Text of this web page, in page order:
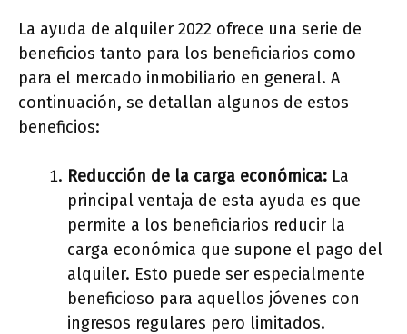
La ayuda de alquiler 2022 ofrece una serie de
beneficios tanto para los beneficiarios como
para el mercado inmobiliario en general. A
continuación, se detallan algunos de estos
beneficios:
Reducción de la carga económica: La
principal ventaja de esta ayuda es que
permite a los beneficiarios reducir la
carga económica que supone el pago del
alquiler. Esto puede ser especialmente
beneficioso para aquellos jóvenes con
ingresos regulares pero limitados.